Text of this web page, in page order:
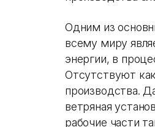
Одним из
всему миру
энергии, в
Отсутствуют
производства.
ветряная
рабочие части